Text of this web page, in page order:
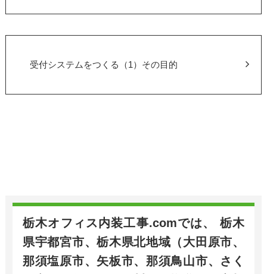
受付システムをつくる（1）その目的
栃木オフィス内装工事.comでは、 栃木
県宇都宮市、栃木県北地域（大田原市、
那須塩原市、矢板市、那須鳥山市、さく